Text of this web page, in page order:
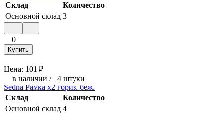
Склад
Количество
Основной склад 3
0
Купить
Цена: 101 ₽
в наличии / 4 штуки
Sedna Рамка х2 гориз. беж.
Склад
Количество
Основной склад 4